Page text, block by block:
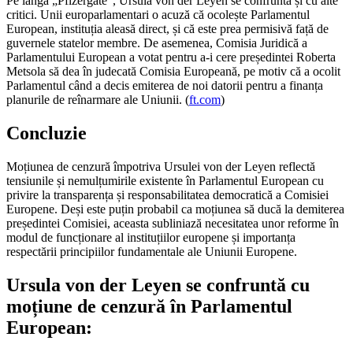
critici. Unii europarlamentari o acuză că ocolește Parlamentul
European, instituția aleasă direct, și că este prea permisivă față de
guvernele statelor membre. De asemenea, Comisia Juridică a
Parlamentului European a votat pentru a-i cere președintei Roberta
Metsola să dea în judecată Comisia Europeană, pe motiv că a ocolit
Parlamentul când a decis emiterea de noi datorii pentru a finanța
planurile de reînarmare ale Uniunii. (ft.com)
Concluzie
Moțiunea de cenzură împotriva Ursulei von der Leyen reflectă
tensiunile și nemulțumirile existente în Parlamentul European cu
privire la transparența și responsabilitatea democratică a Comisiei
Europene. Deși este puțin probabil ca moțiunea să ducă la demiterea
președintei Comisiei, aceasta subliniază necesitatea unor reforme în
modul de funcționare al instituțiilor europene și importanța
respectării principiilor fundamentale ale Uniunii Europene.
Ursula von der Leyen se confruntă cu
moțiune de cenzură în Parlamentul
European: